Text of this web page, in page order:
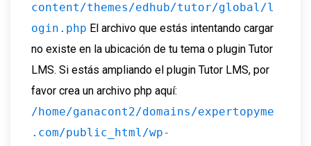
content/themes/edhub/tutor/global/l
ogin.php El archivo que estás intentando cargar
no existe en la ubicación de tu tema o plugin Tutor
LMS. Si estás ampliando el plugin Tutor LMS, por
favor crea un archivo php aquí:
/home/ganacont2/domains/expertopyme
.com/public_html/wp-